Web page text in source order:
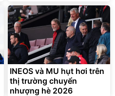
INEOS và MU hụt hơi trên
thị trường chuyển
nhượng hè 2026